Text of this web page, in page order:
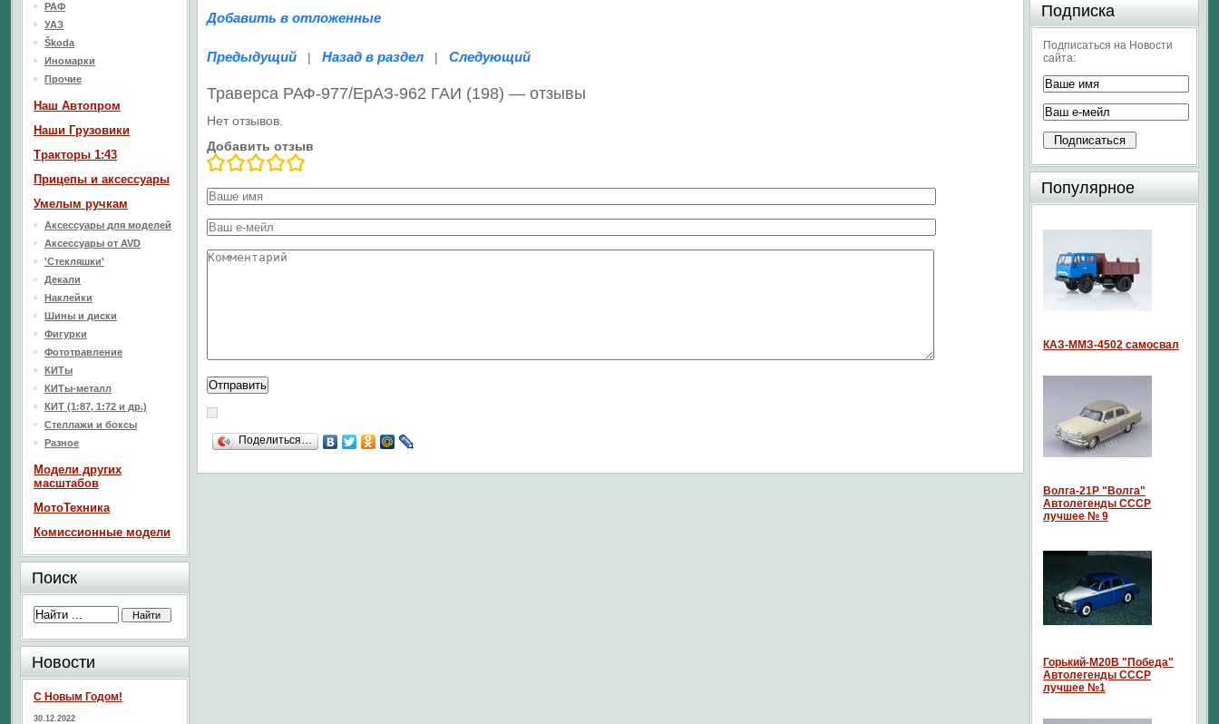
Добавить в отложенные
Предыдущий | Назад в раздел | Следующий
Траверса РАФ-977/ЕрАЗ-962 ГАИ (198) — отзывы
Нет отзывов.
Добавить отзыв
Поделиться…
РАФ
УАЗ
Škoda
Иномарки
Прочие
Наш Aвтопром
Наши Грузовики
Тракторы 1:43
Прицепы и аксессуары
Умелым ручкам
Аксессуары для моделей
Аксессуары от AVD
'Стекляшки'
Декали
Наклейки
Шины и диски
Фигурки
Фототравление
КИТы
КИТы-металл
КИТ (1:87, 1:72 и др.)
Стеллажи и боксы
Разное
Модели других
масштабов
МотоТехника
Комиссионные модели
Поиск
Новости
С Новым Годом!
30.12.2022
Подписка
Подписаться на Новости
сайта:
Популярное
КАЗ-ММЗ-4502 самосвал
Волга-21P "Волга"
Автолегенды СССР
лучшее № 9
Горький-М20В "Победа"
Автолегенды СССР
лучшее №1